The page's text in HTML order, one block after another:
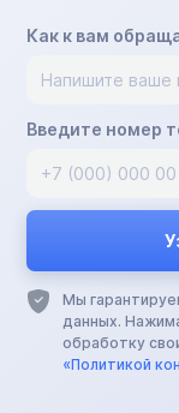
Как к вам
Введите номер
Мы
данных.
обработку
«Политикой